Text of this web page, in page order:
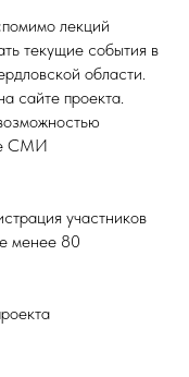
лекций
текущие события в
области.
сайте проекта.
СМИ
участников
менее 80